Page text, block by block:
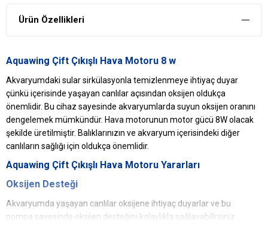
Ürün Özellikleri
Aquawing Çift Çıkışlı Hava Motoru 8 w
Akvaryumdaki sular sirkülasyonla temizlenmeye ihtiyaç duyar
çünkü içerisinde yaşayan canlılar açısından oksijen oldukça
önemlidir. Bu cihaz sayesinde akvaryumlarda suyun oksijen oranını
dengelemek mümkündür. Hava motorunun motor gücü 8W olacak
şekilde üretilmiştir. Balıklarınızın ve akvaryum içerisindeki diğer
canlıların sağlığı için oldukça önemlidir.
Aquawing Çift Çıkışlı Hava Motoru Yararları
Oksijen Desteği
Akvaryumda yaşayan canlılar oksijene ihtiyaç duyarlar ve bu
pompa sayesinde oksijen desteğini kolaylıkla sağlayabilirsiniz.